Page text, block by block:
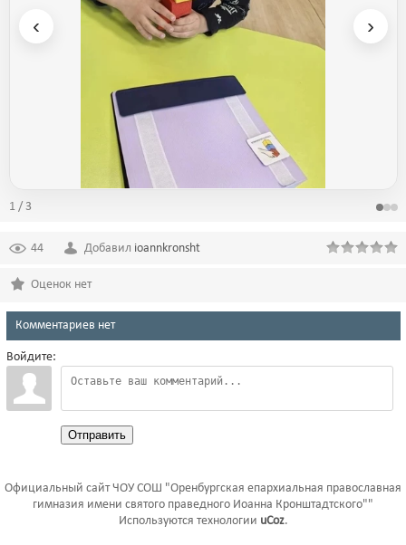
‹ ›
1 / 3
44 Добавил ioannkronsht
Оценок нет
Комментариев нет
Войдите:
Отправить
Официальный сайт ЧОУ СОШ "Оренбургская епархиальная православная
гимназия имени святого праведного Иоанна Кронштадтского""
Используются технологии uCoz.